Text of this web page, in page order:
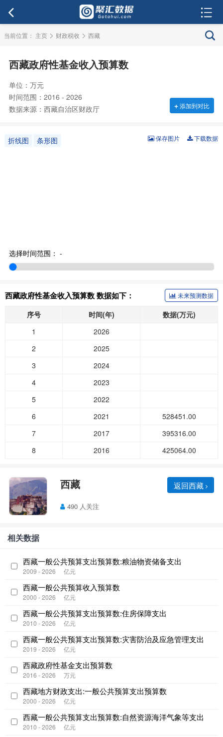
当前位置： 主页 > 财政税收 > 西藏
西藏政府性基金收入预算数
单位：万元
时间范围：2016 - 2026
数据来源：西藏自治区财政厅
+添加到对比
折线图 条形图 下载数据
保存图片
选择时间范围： -
西藏政府性基金收入预算数 数据如下： 未来预测数据
序号 时间(年)
数据(万元)
1
2026
2
2025
3
2024
4
2023
5
2022
6
2021
528451.00
7
2017
395316.00
8
2016 425064.00
西藏 返回西藏
490 人关注
相关数据
西藏一般公共预算支出预算数:粮油物资储备支出
2009 - 2026 亿元
西藏一般公共预算收入预算数
2000 - 2026 亿元
西藏一般公共预算支出预算数:住房保障支出
2010 - 2026 亿元
西藏一般公共预算支出预算数:灾害防治及应急管理支出
2019 - 2026 亿元
西藏政府性基金支出预算数
2016 - 2026 万元
西藏地方财政支出:一般公共预算支出预算数
2000 - 2026 亿元
西藏一般公共预算支出预算数:自然资源海洋气象等支出
2010 - 2026 亿元